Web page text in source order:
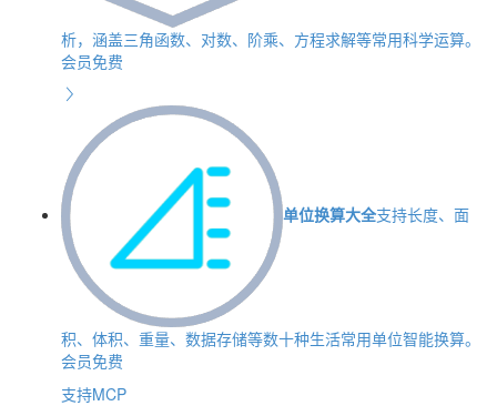
析，涵盖三角函数、对数、阶乘、方程求解等常用科学运算。
会员免费
单位换算大全支持长度、面
积、体积、重量、数据存储等数十种生活常用单位智能换算。
会员免费
支持MCP